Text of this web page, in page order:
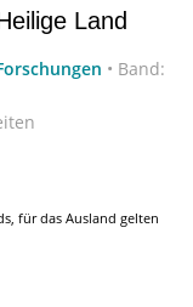
Land
• Band:
für das Ausland gelten